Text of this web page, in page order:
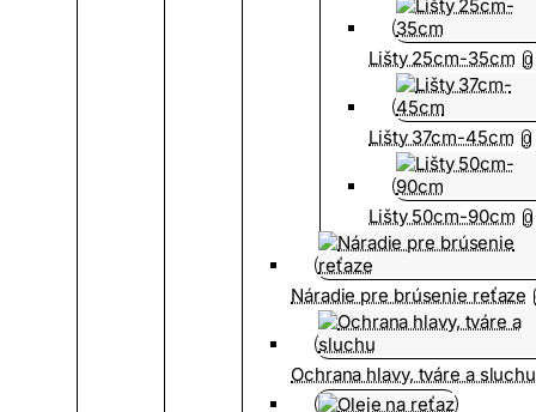
Lišty 25cm-35cm 0
Lišty 37cm-45cm 0
Lišty 50cm-90cm 0
Náradie pre brúsenie reťaze
Ochrana hlavy, tváre a sluchu